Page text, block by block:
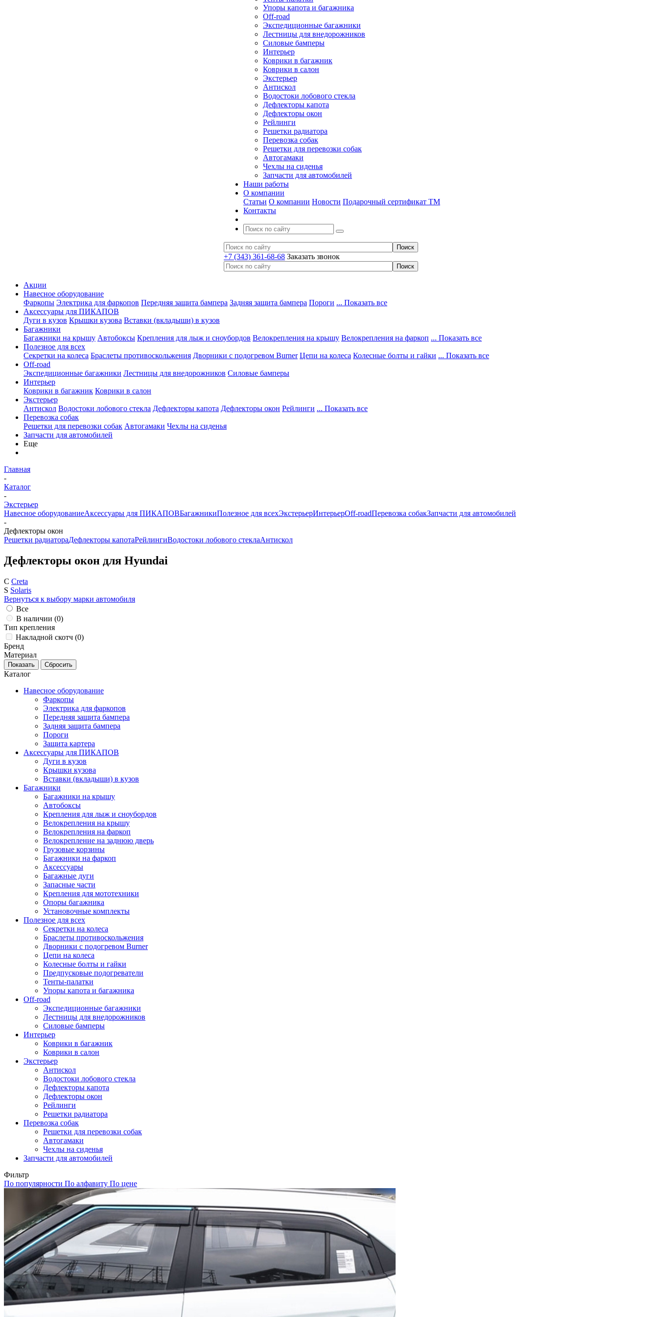
Упоры капота и багажника
Off-road
Экспедиционные багажники
Лестницы для внедорожников
Силовые бамперы
Интерьер
Коврики в багажник
Коврики в салон
Экстерьер
Антискол
Водостоки лобового стекла
Дефлекторы капота
Дефлекторы окон
Рейлинги
Решетки радиатора
Перевозка собак
Решетки для перевозки собак
Автогамаки
Чехлы на сиденья
Запчасти для автомобилей
Наши работы
О компании
Статьи О компании Новости Подарочный сертификат ТМ
Контакты
+7 (343) 361-68-68 Заказать звонок
Акции
Навесное оборудование
Фаркопы Электрика для фаркопов Передняя защита бампера Задняя защита бампера Пороги ... Показать все
Аксессуары для ПИКАПОВ
Дуги в кузов Крышки кузова Вставки (вкладыши) в кузов
Багажники
Багажники на крышу Автобоксы Крепления для лыж и сноубордов Велокрепления на крышу Велокрепления на фаркоп ... Показать все
Полезное для всех
Секретки на колеса Браслеты противоскольжения Дворники с подогревом Burner Цепи на колеса Колесные болты и гайки ... Показать все
Off-road
Экспедиционные багажники Лестницы для внедорожников Силовые бамперы
Интерьер
Коврики в багажник Коврики в салон
Экстерьер
Антискол Водостоки лобового стекла Дефлекторы капота Дефлекторы окон Рейлинги ... Показать все
Перевозка собак
Решетки для перевозки собак Автогамаки Чехлы на сиденья
Запчасти для автомобилей
Еще
Главная
-
Каталог
-
Экстерьер
Навесное оборудованиеАксессуары для ПИКАПОВБагажникиПолезное для всехЭкстерьерИнтерьерOff-roadПеревозка собакЗапчасти для автомобилей
-
Дефлекторы окон
Решетки радиатораДефлекторы капотаРейлингиВодостоки лобового стеклаАнтискол
Дефлекторы окон для Hyundai
C Creta
S Solaris
Вернуться к выбору марки автомобиля
Все
В наличии (0)
Тип крепления
Накладной скотч (0)
Бренд
Материал
Каталог
Навесное оборудование
Фаркопы
Электрика для фаркопов
Передняя защита бампера
Задняя защита бампера
Пороги
Защита картера
Аксессуары для ПИКАПОВ
Дуги в кузов
Крышки кузова
Вставки (вкладыши) в кузов
Багажники
Багажники на крышу
Автобоксы
Крепления для лыж и сноубордов
Велокрепления на крышу
Велокрепления на фаркоп
Велокрепление на заднюю дверь
Грузовые корзины
Багажники на фаркоп
Аксессуары
Багажные дуги
Запасные части
Крепления для мототехники
Опоры багажника
Установочные комплекты
Полезное для всех
Секретки на колеса
Браслеты противоскольжения
Дворники с подогревом Burner
Цепи на колеса
Колесные болты и гайки
Предпусковые подогреватели
Тенты-палатки
Упоры капота и багажника
Off-road
Экспедиционные багажники
Лестницы для внедорожников
Силовые бамперы
Интерьер
Коврики в багажник
Коврики в салон
Экстерьер
Антискол
Водостоки лобового стекла
Дефлекторы капота
Дефлекторы окон
Рейлинги
Решетки радиатора
Перевозка собак
Решетки для перевозки собак
Автогамаки
Чехлы на сиденья
Запчасти для автомобилей
Фильтр
По популярности По алфавиту По цене